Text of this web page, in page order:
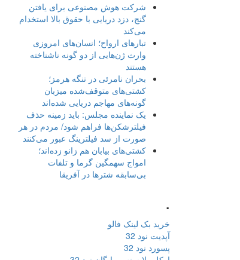
شرکت هوش مصنوعی برای یافتن
گنج، دزد دریایی با حقوق بالا استخدام
می‌کند
تبارهای ارواح؛ انسان‌های امروزی
وارث ژن‌هایی از دو گونه ناشناخته
هستند
بحران نامرئی در تنگه هرمز؛
کشتی‌های متوقف‌شده میزبان
گونه‌های مهاجم دریایی شده‌اند
یک نماینده مجلس: باید زمینه حذف
فیلترشکن‌ها فراهم شود/ مردم در هر
صورت از سد فیلترینگ عبور می‌کنند
کشتی‌های بیابان هم زانو زده‌اند؛
امواج سهمگین گرما و تلفات
بی‌سابقه شترها در آفریقا
.
خرید بک لینک فالو
آپدیت نود 32
پسورد نود 32